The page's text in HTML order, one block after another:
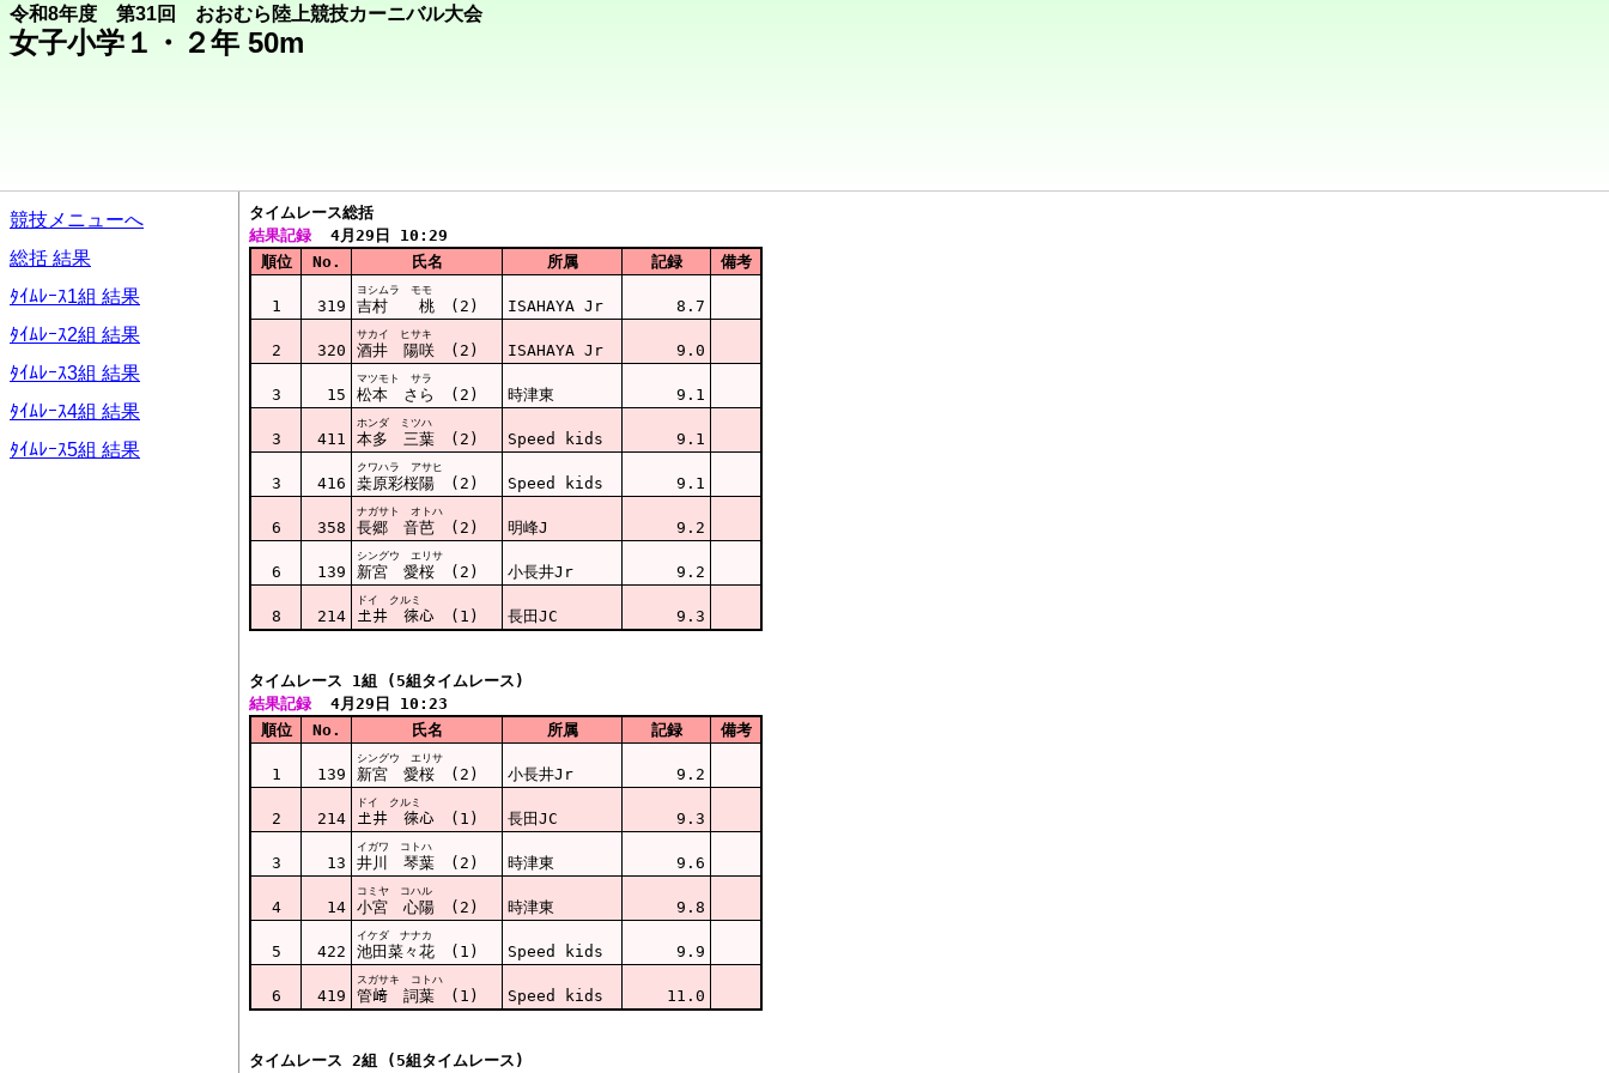
令和8年度 第31回 おおむら陸上競技カーニバル大会
女子小学１・２年 50m
競技メニューへ
総括 結果
ﾀｲﾑﾚｰｽ1組 結果
ﾀｲﾑﾚｰｽ2組 結果
ﾀｲﾑﾚｰｽ3組 結果
ﾀｲﾑﾚｰｽ4組 結果
ﾀｲﾑﾚｰｽ5組 結果
タイムレース総括
結果記録
  4月29日 10:29
順位
No. 氏名 所属 記録 備考
1 319
ヨシムラ モモ
吉村 桃 (2) ISAHAYA Jr 8.7
2 320
サカイ ヒサキ
酒井 陽咲 (2) ISAHAYA Jr 9.0
3 15
マツモト サラ
松本 さら (2) 時津東 9.1
3 411
ホンダ ミツハ
本多 三葉 (2) Speed kids 9.1
3 416
クワハラ アサヒ
桒原彩桜陽 (2) Speed kids 9.1
6 358
ナガサト オトハ
長郷 音芭 (2) 明峰J 9.2
6 139
シングウ エリサ
新宮 愛桜 (2) 小長井Jr 9.2
8 214
ドイ クルミ
𡈽井 徠心 (1) 長田JC 9.3
タイムレース 1組 (5組タイムレース)
結果記録
  4月29日 10:23
順位
No. 氏名 所属 記録 備考
1 139
シングウ エリサ
新宮 愛桜 (2) 小長井Jr 9.2
2 214
ドイ クルミ
𡈽井 徠心 (1) 長田JC 9.3
3 13
イガワ コトハ
井川 琴葉 (2) 時津東 9.6
4 14
コミヤ コハル
小宮 心陽 (2) 時津東 9.8
5 422
イケダ ナナカ
池田菜々花 (1) Speed kids 9.9
6 419
スガサキ コトハ
管﨑 詞葉 (1) Speed kids 11.0
タイムレース 2組 (5組タイムレース)